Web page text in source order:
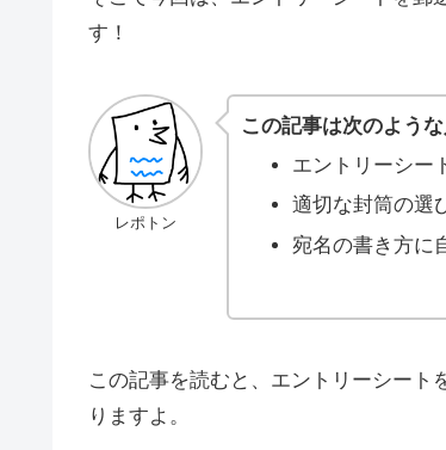
す！
レポトン
この記事は次のよう
エントリーシー
適切な封筒の選
宛名の書き方に
この記事を読むと、エントリーシート
りますよ。